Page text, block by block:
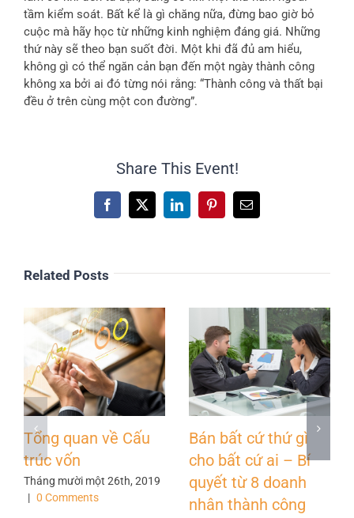
tầm kiểm soát. Bất kể là gì chăng nữa, đừng bao giờ bỏ
cuộc mà hãy học từ những kinh nghiệm đáng giá. Những
thứ này sẽ theo bạn suốt đời. Một khi đã đủ am hiểu,
không gì có thể ngăn cản bạn đến một ngày thành công
không xa bởi ai đó từng nói rằng: “Thành công và thất bại
đều ở trên cùng một con đường”.
Share This Event!
Facebook
X LinkedInPinterestEmail
Related Posts
Tổng quan về Cấu
trúc vốn
Tháng mười một 26th, 2019
| 0 Comments
Bán bất cứ thứ gì
cho bất cứ ai – Bí
quyết từ 8 doanh
nhân thành công